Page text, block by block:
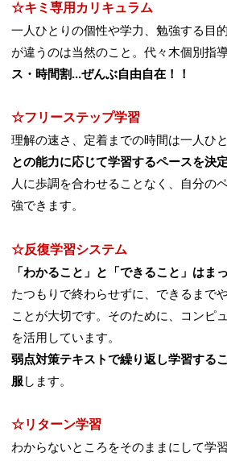
☆キミ専用カリキュラム
一人ひとりの個性や学力、勉強する目
が違うのは当然のこと。代々木個別指導
ス・時間割...ぜんぶ自由自在！！
☆フリーステップ学習
理解の速さ、定着までの時間は一人ひ
との能力に応じて学習するペースを決定
人に歩調を合わせることなく、自分の
強できます。
☆反復学習システム
「わかること」と「できること」はま
たつもりで終わらせずに、できるまで
ことが大切です。そのために、コンピ
を活用しています。
弱点対策テキストで繰り返し学習する
服 します。
☆リターン学習
わからないところをそのままにして学